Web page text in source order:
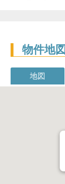
物件地図
地図